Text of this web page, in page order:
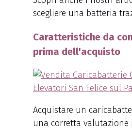
scegliere una batteria
Caratteristiche da
prima dell'acquisto
Acquistare un
una corretta valutazione